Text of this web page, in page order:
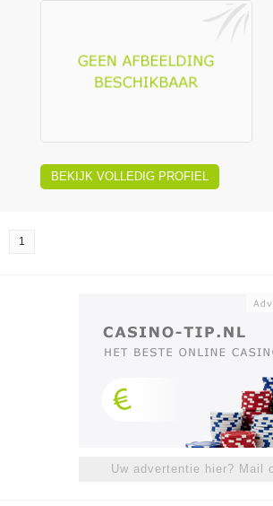
BEKIJK VOLLEDIG PROFIEL
1
Uw advertentie hier? Mail